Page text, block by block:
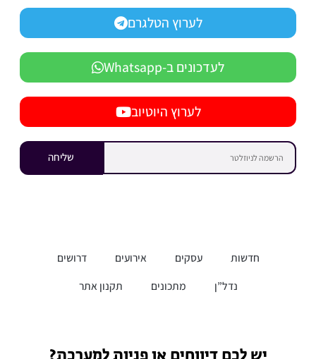
לערוץ הטלגרם
לעדכונים ב-Whatsapp
לערוץ היוטיוב
שליחה
חדשות עסקים אירועים
דרושים
נדל”ן
מתכונים תקנון אתר